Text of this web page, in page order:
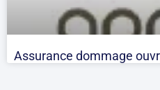
Assurance dommage